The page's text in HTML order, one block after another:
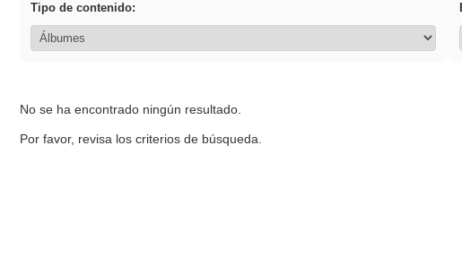
Tipo de contenido:
No se ha encontrado ningún resultado.
Por favor, revisa los criterios de búsqueda.